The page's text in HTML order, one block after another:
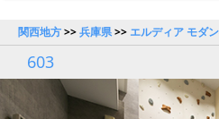
関西地方>>兵庫県>> エルディア モダ
603